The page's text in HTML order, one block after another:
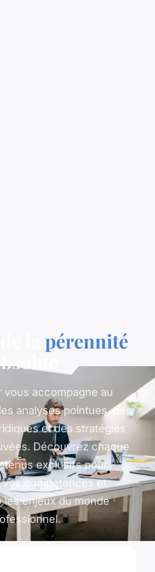
pérennité
vous accompagne au
analyses pointues, des
et des stratégies
Découvrez chaque
exclusifs pour
compétences et
les enjeux du monde